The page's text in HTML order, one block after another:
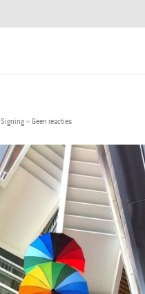
Signing » Geen reacties